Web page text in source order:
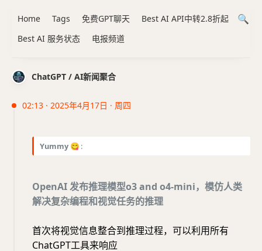
ChatGPT / AI新闻聚合
02:13 · 2025年4月17日 · 周四
Yummy 😋 :
OpenAI 发布推理模型o3 and o4-mini，模仿人类
解决复杂编程和视觉任务的推理
首次将视觉信息整合到推理过程，可以利用所有
ChatGPT工具来响应
Home Tags 免费GPT聊天
Best AI API中转2.8折起
Best AI 服务状态
电报频道